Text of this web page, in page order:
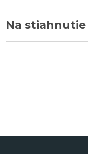
Na stiahnutie